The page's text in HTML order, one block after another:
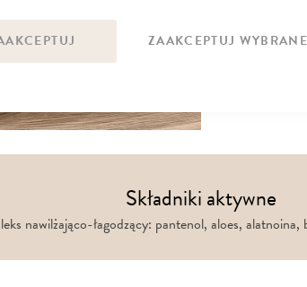
ZAAKCEPTUJ WYBRANE
Składniki aktywne
nawilżająco-łagodzący: pantenol, aloes,